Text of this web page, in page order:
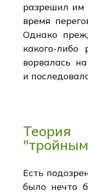
разрешил им
время
Однако
какого-либо
ворвалась
и
Есть
было нечто